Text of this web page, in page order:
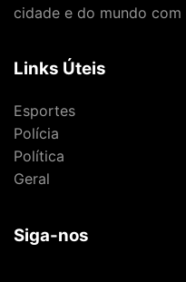
cidade e do mundo
Links Úteis
Esportes
Polícia
Política
Geral
Siga-nos